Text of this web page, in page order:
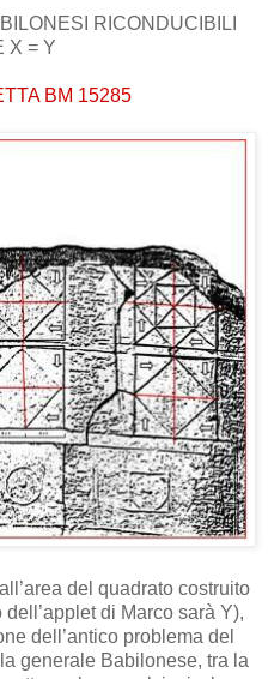
RICONDUCIBILI
X = Y
15285
del quadrato costruito
di Marco sarà Y),
dell’antico problema del
generale Babilonese, tra la